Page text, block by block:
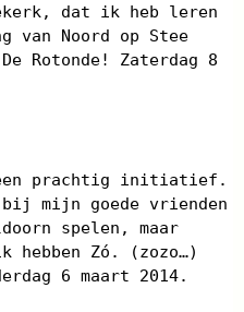
dat ik heb leren
van Noord op Stee
Rotonde! Zaterdag 8
prachtig initiatief.
mijn goede vrienden
spelen, maar
hebben Zó. (zozo…)
6 maart 2014.